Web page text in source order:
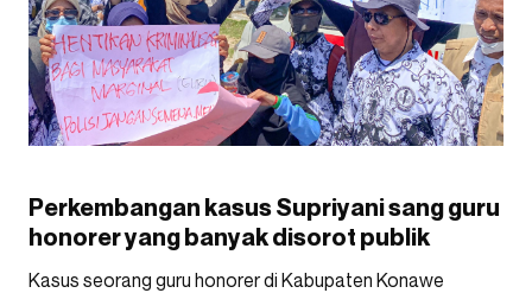
Perkembangan kasus Supriyani sang guru
honorer yang banyak disorot publik
Kasus seorang guru honorer di Kabupaten Konawe